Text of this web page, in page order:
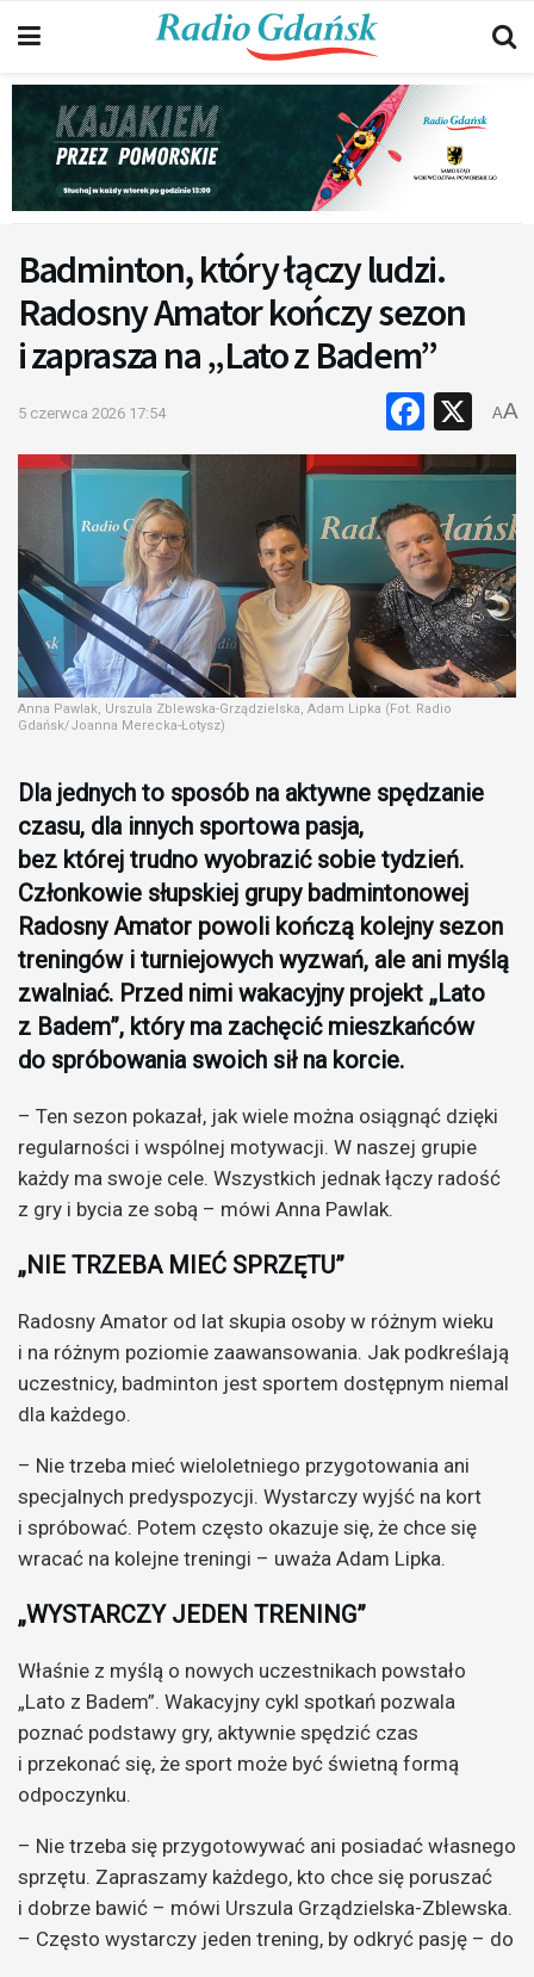
Badminton, który łączy ludzi.
Radosny Amator kończy sezon
i zaprasza na „Lato z Badem”
5 czerwca 2026 17:54 X
AA
Anna Pawlak, Urszula Zblewska-Grządzielska, Adam Lipka (Fot. Radio
Gdańsk/Joanna Merecka-Łotysz)
Dla jednych to sposób na aktywne spędzanie
czasu, dla innych sportowa pasja,
bez której trudno wyobrazić sobie tydzień.
Członkowie słupskiej grupy badmintonowej
Radosny Amator powoli kończą kolejny sezon
treningów i turniejowych wyzwań, ale ani myślą
zwalniać. Przed nimi wakacyjny projekt „Lato
z Badem”, który ma zachęcić mieszkańców
do spróbowania swoich sił na korcie.
– Ten sezon pokazał, jak wiele można osiągnąć dzięki
regularności i wspólnej motywacji. W naszej grupie
każdy ma swoje cele. Wszystkich jednak łączy radość
z gry i bycia ze sobą – mówi Anna Pawlak.
„NIE TRZEBA MIEĆ SPRZĘTU”
Radosny Amator od lat skupia osoby w różnym wieku
i na różnym poziomie zaawansowania. Jak podkreślają
uczestnicy, badminton jest sportem dostępnym niemal
dla każdego.
– Nie trzeba mieć wieloletniego przygotowania ani
specjalnych predyspozycji. Wystarczy wyjść na kort
i spróbować. Potem często okazuje się, że chce się
wracać na kolejne treningi – uważa Adam Lipka.
„WYSTARCZY JEDEN TRENING”
Właśnie z myślą o nowych uczestnikach powstało
„Lato z Badem”. Wakacyjny cykl spotkań pozwala
poznać podstawy gry, aktywnie spędzić czas
i przekonać się, że sport może być świetną formą
odpoczynku.
– Nie trzeba się przygotowywać ani posiadać własnego
sprzętu. Zapraszamy każdego, kto chce się poruszać
i dobrze bawić – mówi Urszula Grządzielska-Zblewska.
– Często wystarczy jeden trening, by odkryć pasję – do